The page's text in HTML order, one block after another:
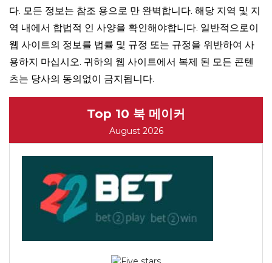
다. 모든 정보는 참조 용으로 만 완벽합니다. 해당 지역 및 지
역 내에서 합법적 인 사양을 확인해야합니다. 일반적으로이
웹 사이트의 정보를 법률 및 규정 또는 규정을 위반하여 사
용하지 마십시오. 귀하의 웹 사이트에서 복제 된 모든 콘텐
츠는 당사의 동의없이 금지됩니다.
Top 10 북 메이커
August 2026